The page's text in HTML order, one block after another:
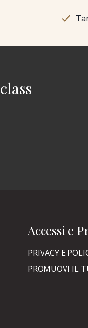
Accessi e
PRIVACY E
PROMUOVI IL